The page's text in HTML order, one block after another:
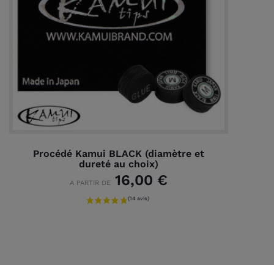
Procédé Kamui BLACK (diamètre et
dureté au choix)
A PARTIR DE 16,00 €